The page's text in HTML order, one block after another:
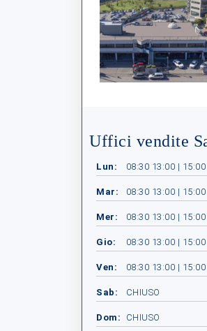
Uffici vendite
Lun: 08:30 13:00 |
Mar: 08:30 13:00 |
Mer: 08:30 13:00 |
Gio: 08:30 13:00 |
Ven: 08:30 13:00 |
Sab: CHIUSO
Dom: CHIUSO